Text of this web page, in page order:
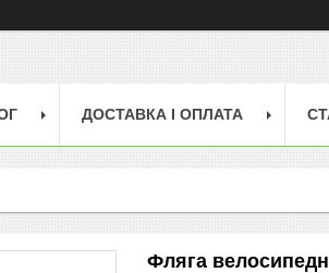
ДОСТАВКА І ОПЛАТА
Фляга